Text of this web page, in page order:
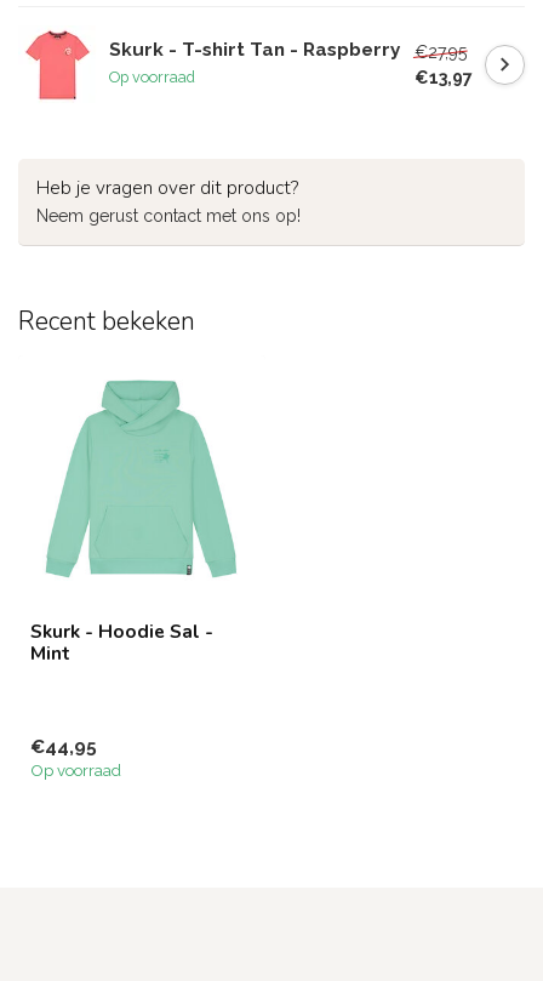
Skurk - T-shirt Tan - Raspberry
Op voorraad
€27,95
€13,97
Heb je vragen over dit product?
Neem gerust contact met ons op!
Recent bekeken
Skurk - Hoodie Sal -
Mint
€44,95
Op voorraad